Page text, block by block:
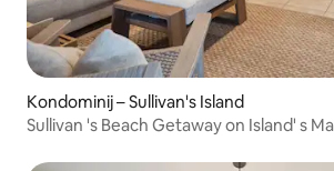
Kondominij – Sullivan's Island
Sullivan 's Beach Getaway on Island' s